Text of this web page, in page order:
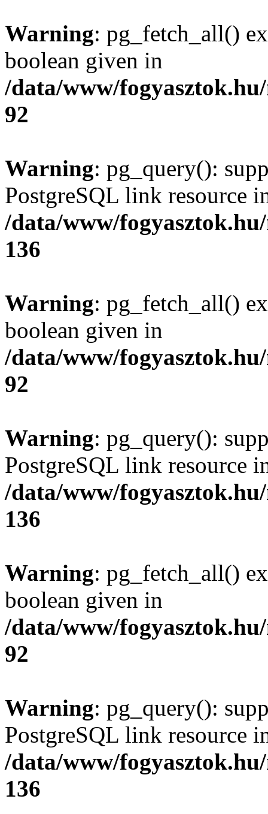
Warning: pg_fetch_all()
boolean given in
/data/www/
92
Warning: pg_query():
PostgreSQL link resource
/data/www/
136
Warning: pg_fetch_all()
boolean given in
/data/www/
92
Warning: pg_query():
PostgreSQL link resource
/data/www/
136
Warning: pg_fetch_all()
boolean given in
/data/www/
92
Warning: pg_query():
PostgreSQL link resource
/data/www/
136